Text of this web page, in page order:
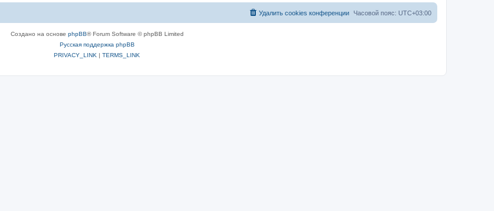
Часовой пояс: UTC+03:00
Удалить cookies конференции
Создано на основе phpBB® Forum Software © phpBB Limited
Русская поддержка phpBB
PRIVACY_LINK | TERMS_LINK